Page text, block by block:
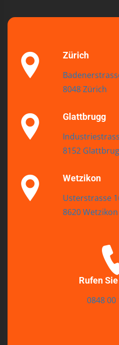
Zürich
8048 Zürich
Glattbrugg
8152
Wetzikon
Usterstrasse
8620 Wetzikon
Rufen
0848 00